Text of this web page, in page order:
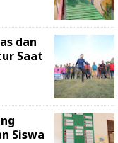
dan
Saat
Siswa